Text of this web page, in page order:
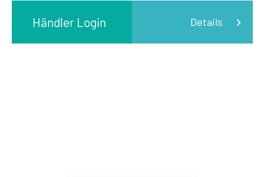
Händler Login Details